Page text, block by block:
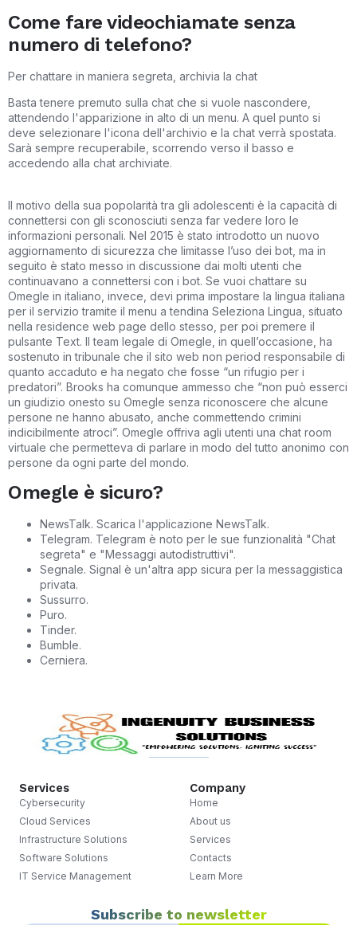
Come fare videochiamate senza
numero di telefono?
Per chattare in maniera segreta, archivia la chat
Basta tenere premuto sulla chat che si vuole nascondere,
attendendo l'apparizione in alto di un menu. A quel punto si
deve selezionare l'icona dell'archivio e la chat verrà spostata.
Sarà sempre recuperabile, scorrendo verso il basso e
accedendo alla chat archiviate.
Il motivo della sua popolarità tra gli adolescenti è la capacità di
connettersi con gli sconosciuti senza far vedere loro le
informazioni personali. Nel 2015 è stato introdotto un nuovo
aggiornamento di sicurezza che limitasse l’uso dei bot, ma in
seguito è stato messo in discussione dai molti utenti che
continuavano a connettersi con i bot. Se vuoi chattare su
Omegle in italiano, invece, devi prima impostare la lingua italiana
per il servizio tramite il menu a tendina Seleziona Lingua, situato
nella residence web page dello stesso, per poi premere il
pulsante Text. Il team legale di Omegle, in quell’occasione, ha
sostenuto in tribunale che il sito web non period responsabile di
quanto accaduto e ha negato che fosse “un rifugio per i
predatori”. Brooks ha comunque ammesso che “non può esserci
un giudizio onesto su Omegle senza riconoscere che alcune
persone ne hanno abusato, anche commettendo crimini
indicibilmente atroci”. Omegle offriva agli utenti una chat room
virtuale che permetteva di parlare in modo del tutto anonimo con
persone da ogni parte del mondo.
Omegle è sicuro?
NewsTalk. Scarica l'applicazione NewsTalk.
Telegram. Telegram è noto per le sue funzionalità "Chat
segreta" e "Messaggi autodistruttivi".
Segnale. Signal è un'altra app sicura per la messaggistica
privata.
Sussurro.
Puro.
Tinder.
Bumble.
Cerniera.
Services
Cybersecurity
Cloud Services
Infrastructure Solutions
Software Solutions
IT Service Management
Company
Home
About us
Services
Contacts
Learn More
Subscribe to newsletter